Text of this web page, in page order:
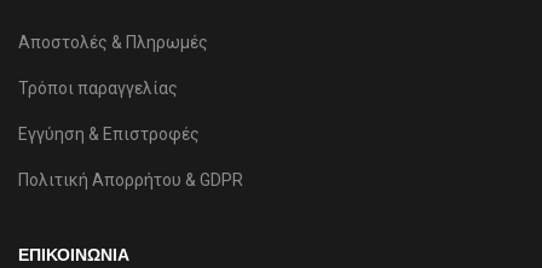
Αποστολές & Πληρωμές
Τρόποι παραγγελίας
Εγγύηση & Επιστροφές
Πολιτική Απορρήτου & GDPR
ΕΠΙΚΟΙΝΩΝΙΑ